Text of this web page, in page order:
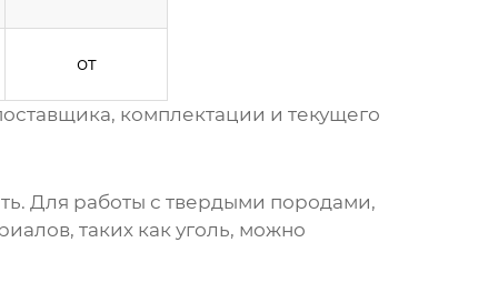
от
комплектации и текущего
Для работы с твердыми породами,
таких как уголь, можно